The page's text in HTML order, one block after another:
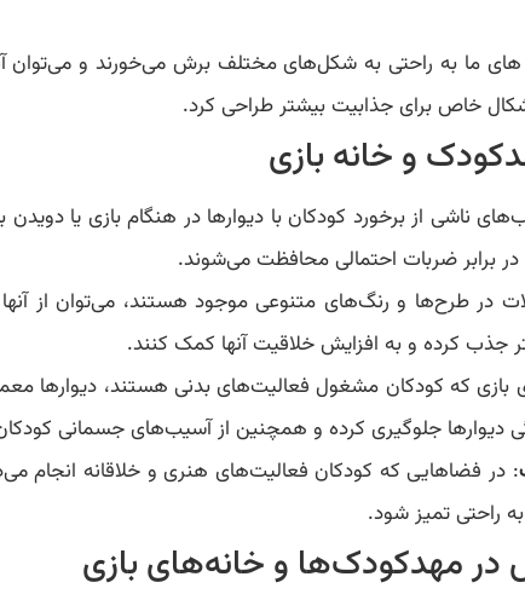
ما به راحتی به شکل‌های مختلف برش می‌خورند و می‌توان
خاص برای جذابیت بیشتر طراحی کرد.
و خانه بازی
ناشی از برخورد کودکان با دیوارها در هنگام بازی یا
برابر ضربات احتمالی محافظت می‌شوند.
در طرح‌ها و رنگ‌های متنوعی موجود هستند، می‌توان از
جذب کرده و به افزایش خلاقیت آنها کمک کنند.
بازی که کودکان مشغول فعالیت‌های بدنی هستند، دیوارها
دیوارها جلوگیری کرده و همچنین از آسیب‌های جسمانی
: در فضاهایی که کودکان فعالیت‌های هنری و خلاقانه انجام
راحتی تمیز شود.
در مهدکودک‌ها و خانه‌های بازی